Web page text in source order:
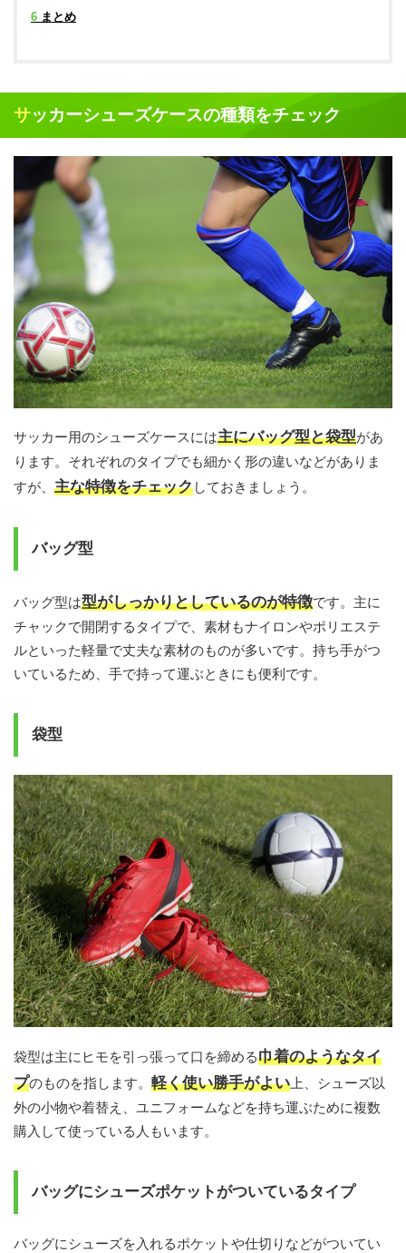
6 まとめ
サッカーシューズケースの種類をチェック
サッカー用のシューズケースには主にバッグ型と袋型があ
ります。それぞれのタイプでも細かく形の違いなどがありま
すが、 主な特徴をチェックしておきましょう。
バッグ型
バッグ型は型がしっかりとしているのが特徴です。主に
チャックで開閉するタイプで、素材もナイロンやポリエステ
ルといった軽量で丈夫な素材のものが多いです。持ち手がつ
いているため、手で持って運ぶときにも便利です。
袋型
袋型は主にヒモを引っ張って口を締める巾着のようなタイ
プのものを指します。 軽く使い勝手がよい 上、シューズ以
外の小物や着替え、ユニフォームなどを持ち運ぶために複数
購入して使っている人もいます。
バッグにシューズポケットがついているタイプ
バッグにシューズを入れるポケットや仕切りなどがついてい